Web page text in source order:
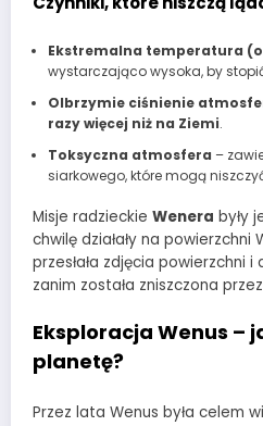
Ekstremalna temperatura
wystarczająco wysoka, by
Olbrzymie ciśnienie
razy więcej niż na Ziemi.
Toksyczna atmosfera –
siarkowego, które mogą
Misje radzieckie Wenera były
chwilę działały na powierzchni
przesłała zdjęcia powierzchni i
zanim została zniszczona
Eksploracja Wenus –
planetę?
Przez lata Wenus była celem